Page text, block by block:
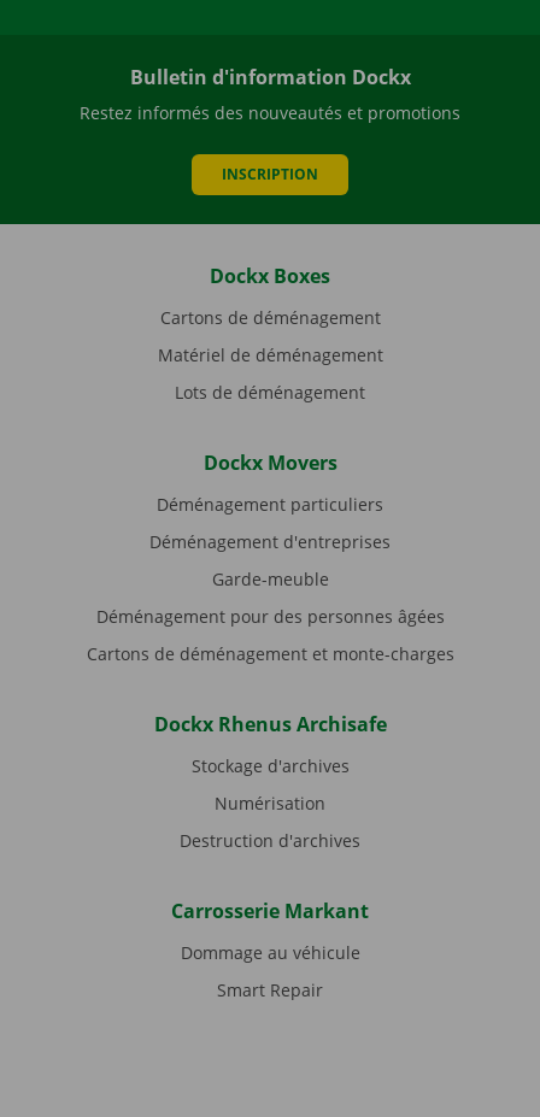
Bulletin d'information Dockx
Restez informés des nouveautés et promotions
INSCRIPTION
Dockx Boxes
Cartons de déménagement
Matériel de déménagement
Lots de déménagement
Dockx Movers
Déménagement particuliers
Déménagement d'entreprises
Garde-meuble
Déménagement pour des personnes âgées
Cartons de déménagement et monte-charges
Dockx Rhenus Archisafe
Stockage d'archives
Numérisation
Destruction d'archives
Carrosserie Markant
Dommage au véhicule
Smart Repair